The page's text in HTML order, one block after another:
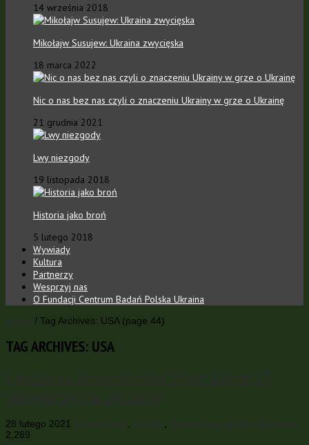
14 września 2018
Mikołajw Susujew: Ukraina zwycięska
18 marca 2022
Nic o nas bez nas czyli o znaczeniu Ukrainy w grze o Ukrainę
21 grudnia 2021
Lwy niezgody
19 listopada 2018
Historia jako broń
5 lutego 2018
Wywiady
Kultura
Partnerzy
Wesprzyj nas
O Fundacji Centrum Badań Polska Ukraina
/ Tag Archives: USA(page 44)
TAG ARCHIVES: USA
28 lutego 2021 , ,
2,269